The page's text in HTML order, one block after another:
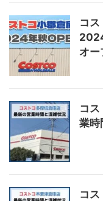
コ
オー
コ
業時
コ